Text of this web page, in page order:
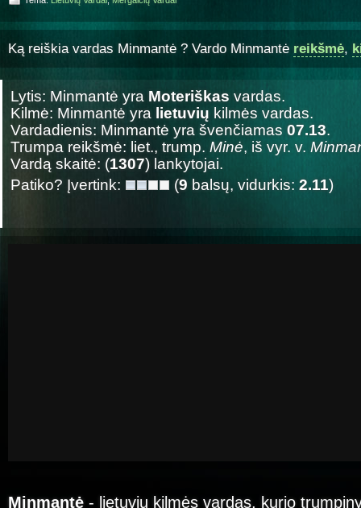
Ką reiškia vardas Minmantė ? Vardo Minmantė reikšmė,
Lytis: Minmantė yra Moteriškas vardas.
Kilmė: Minmantė yra lietuvių kilmės vardas.
Vardadienis: Minmantė yra švenčiamas 07.13.
Trumpa reikšmė: liet., trump. Minė, iš vyr. v.
Vardą skaitė: (1307) lankytojai.
Patiko? Įvertink:
(9 balsų, vidurkis: 2.11)
Minmantė - lietuvių kilmės vardas, kurio